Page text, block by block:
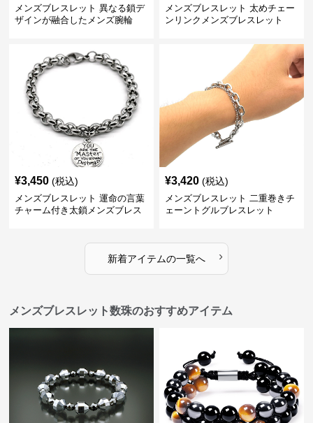
メンズブレスレット 異なる鎖デ
ザインが融合したメンズ腕輪
メンズブレスレット 太めチェー
ンリンクメンズブレスレット
¥3,450 (税込)
メンズブレスレット 運命の言葉
チャーム付き太鎖メンズブレス
¥3,420 (税込)
メンズブレスレット 二重巻きチ
ェーントグルブレスレット
新着アイテムの一覧へ ›
メンズブレスレット数珠のおすすめアイテム